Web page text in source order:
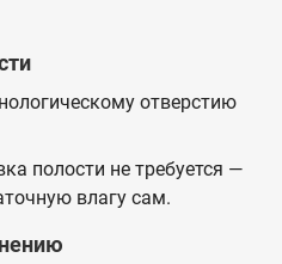
отверстию
полости не требуется —
влагу сам.